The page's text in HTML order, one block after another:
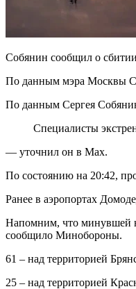
Собянин сообщил о
По данным мэра Москвы
По данным Сергея
Специалисты
— уточнил он в Мах.
По состоянию на 20:42,
Ранее в аэропортах
Напомним, что минувшей
сообщило Минобороны.
61 – над территорией
25 – над территорией